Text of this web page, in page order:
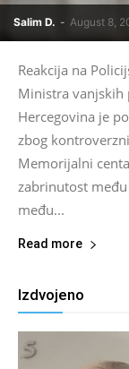
Salim D. - August 8,
Reakcija na
Ministra vanjskih
Hercegovina je
zbog
Memorijalni
zabrinutost
među...
Read more
Izdvojeno